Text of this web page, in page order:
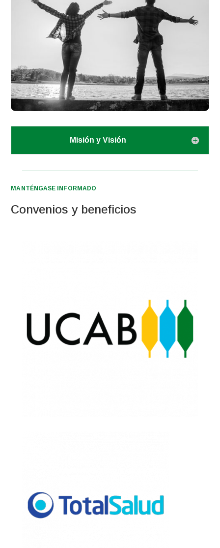
Misión y Visión
MANTÉNGASE INFORMADO
Convenios y beneficios